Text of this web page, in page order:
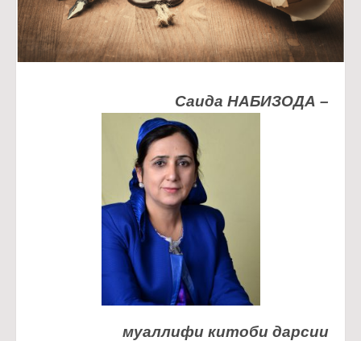
Саида НАБИЗОДА –
муаллифи китоби дарсии